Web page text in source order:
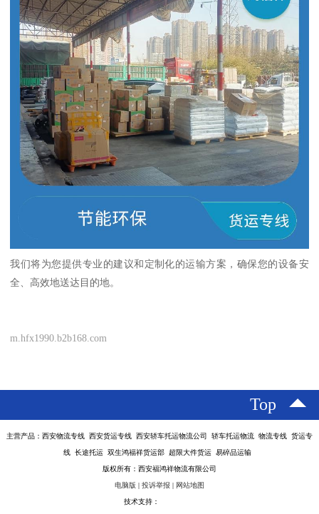
我们将为您提供专业的建议和定制化的运输方案，确保您的设备安
全、高效地送达目的地。
m.hfx1990.b2b168.com
Top
主营产品：西安物流专线 西安货运专线 西安轿车托运物流公司 轿车托运物流 物流专线 货运专
线 长途托运 双生鸿福祥货运部 超限大件货运 易碎品运输
版权所有：西安福鸿祥物流有限公司
电脑版 | 投诉举报 | 网站地图
技术支持：